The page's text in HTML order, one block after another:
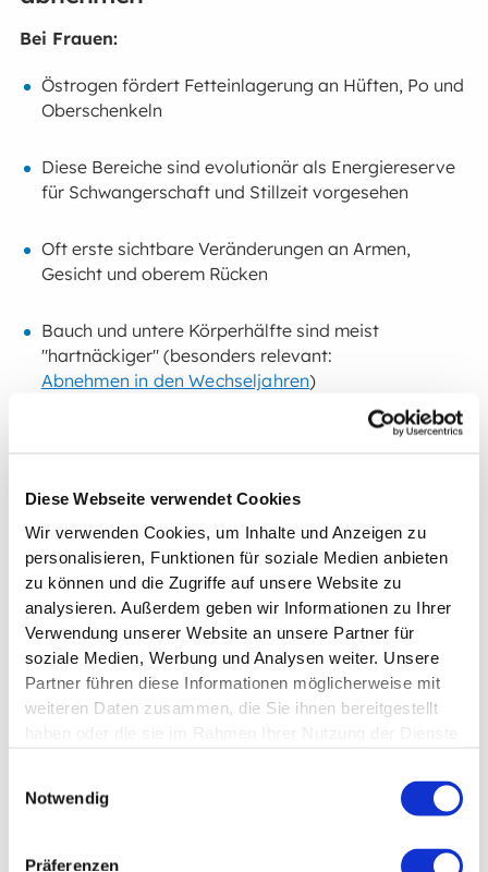
Diese Webseite verwendet Cookies
Wir verwenden Cookies, um Inhalte und Anzeigen zu
personalisieren, Funktionen für soziale Medien anbieten
zu können und die Zugriffe auf unsere Website zu
analysieren. Außerdem geben wir Informationen zu Ihrer
Verwendung unserer Website an unsere Partner für
soziale Medien, Werbung und Analysen weiter. Unsere
Partner führen diese Informationen möglicherweise mit
weiteren Daten zusammen, die Sie ihnen bereitgestellt
Notwendig
Präferenzen
Bei Frauen:
Östrogen fördert Fetteinlagerung an Hüften, Po und
Oberschenkeln
Diese Bereiche sind evolutionär als Energiereserve
für Schwangerschaft und Stillzeit vorgesehen
Oft erste sichtbare Veränderungen an Armen,
Gesicht und oberem Rücken
Bauch und untere Körperhälfte sind meist
"hartnäckiger" (besonders relevant:
Abnehmen in den Wechseljahren)
Testosteron begünstigt viszerale Fetteinlagerung
(Bauchfett)
Erste Veränderungen oft im Gesicht und an
Armen/Schultern
Bauchfett kann paradoxerweise länger bleiben,
obwohl es gesundheitlich problematischer ist
Meine 5-Punkte-Strategie für